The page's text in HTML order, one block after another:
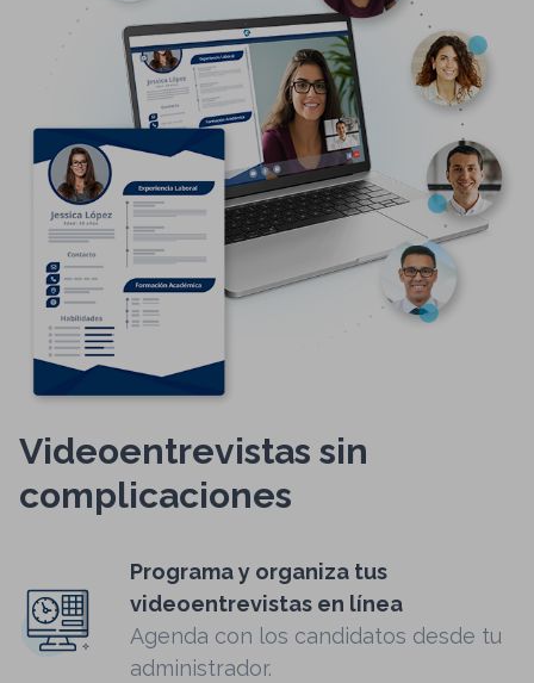
Videoentrevistas sin
complicaciones
Programa y organiza tus
videoentrevistas en línea
Agenda con los candidatos desde tu
administrador.